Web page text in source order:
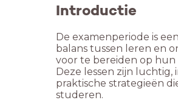
Introductie
De examenperiode is
balans tussen leren en
voor te bereiden op hun
Deze lessen zijn
praktische strategieën
studeren.